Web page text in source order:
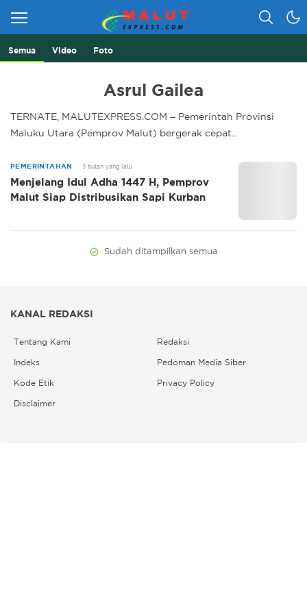
Malut Express
Berita Lebih Cepat
Semua Video Foto
Asrul Gailea
TERNATE, MALUTEXPRESS.COM – Pemerintah Provinsi
Maluku Utara (Pemprov Malut) bergerak cepat...
PEMERINTAHAN 3 bulan yang lalu
Menjelang Idul Adha 1447 H, Pemprov
Malut Siap Distribusikan Sapi Kurban
Sudah ditampilkan semua
KANAL REDAKSI
Tentang Kami Redaksi
Indeks Pedoman Media Siber
Kode Etik Privacy Policy
Disclaimer